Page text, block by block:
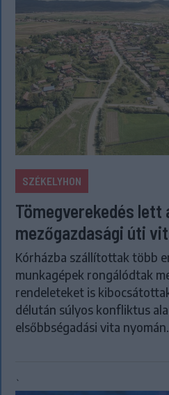
SZÉKELYHON
Tömegverekedés lett
mezőgazdasági úti
Kórházba szállítottak több
munkagépek rongálódtak
rendeleteket is
délután súlyos konfliktus
elsőbbségadási vita nyomán.
`